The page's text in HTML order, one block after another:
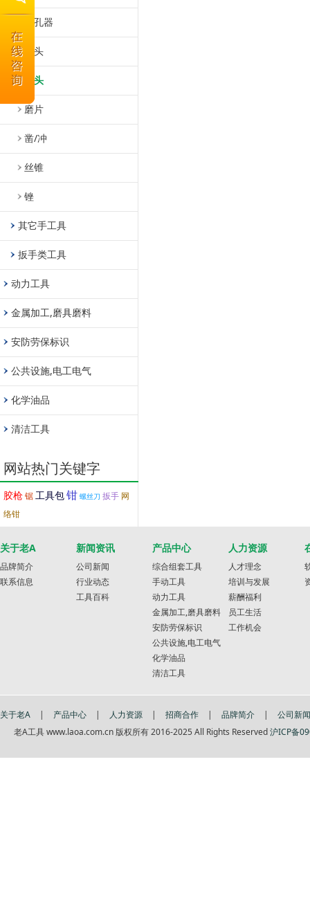
开孔器
钻头
磨头
磨片
凿/冲
丝锥
锉
其它手工具
扳手类工具
动力工具
金属加工,磨具磨料
安防劳保标识
公共设施,电工电气
化学油品
清洁工具
网站热门关键字
胶枪锯工具包钳 螺丝刀 扳手 网
络钳
关于老A
品牌简介
联系信息
新闻资讯
公司新闻
行业动态
工具百科
产品中心
综合组套工具
手动工具
动力工具
金属加工,磨具磨料
安防劳保标识
公共设施,电工电气
化学油品
清洁工具
人力资源
人才理念
培训与发展
薪酬福利
员工生活
工作机会
关于老A | 产品中心 | 人力资源 | 招商合作 | 品牌简介 |
公司新闻
老A工具 www.laoa.com.cn 版权所有 2016-2025 All Rights Reserved沪ICP备